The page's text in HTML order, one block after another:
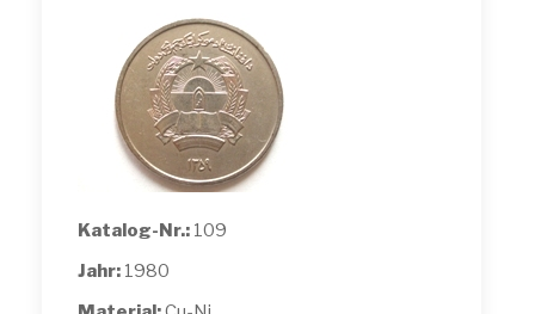
Katalog-Nr.: 109
Jahr: 1980